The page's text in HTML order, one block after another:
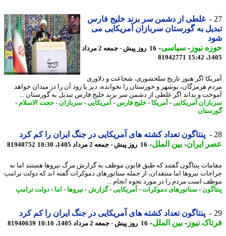
غلطی از دشمن سر بزند خلیج فارس
به گورستان سربازان آمریکایی می
نیوز-سیاسی-
16 روز پیش - جمعه 2 مرداد
81942771
اگر هنوز تاریخ سلحشوری، شجاعت و دلاوری
هرمزگان، بوشهر و خوزستان را نخوانده، دیر یا زود آن را در میدان خواهد
و بداند اگر غلطی از دشمن سر بزند خلیج فارس تبدیل به گورستان ...
آمریکایی-آمریکا- خلیج فارس-آمریکایی-سربازان- حجت الاسلام-
پنتاگون تعداد کشته های آمریکایی در جنگ ایران را کم کرد
ایران- بین الملل-16 روز پیش - جمعه 2 مرداد 1405، 10:30 81940752
پنتاگون گفتند که طبق قانون موظف به گزارش مرگ نیروها هستند اما نه
نیروها اما منتقدان، از جمله سناتورهای دموکرات گفته اند که دولت ترامپ
است مردم را در مورد نحوه انجام ...
-سناتورهای دموکرات- آمریکایی-گزارش -نیروها-اما - دولت ترامپ
پنتاگون تعداد کشته های آمریکایی در جنگ ایران را کم کرد
نیوز-بین الملل-16 روز پیش - جمعه 2 مرداد 1405، 10:10 81940639